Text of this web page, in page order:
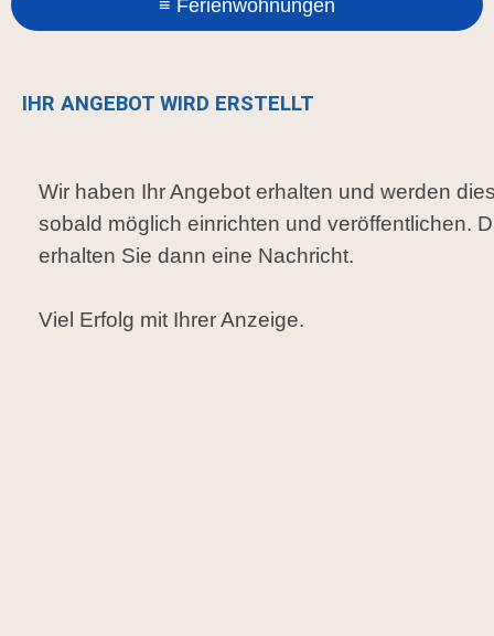
IHR ANGEBOT WIRD ERSTELLT
Wir haben Ihr Angebot erhalten und werden
sobald möglich einrichten und veröffentlichen.
erhalten Sie dann eine Nachricht.
Viel Erfolg mit Ihrer Anzeige.